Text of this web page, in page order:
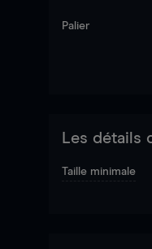
Palier
Les détails
Taille minimale